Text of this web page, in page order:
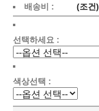
배송비 : (조건)
선택하세요 :
색상선택 :